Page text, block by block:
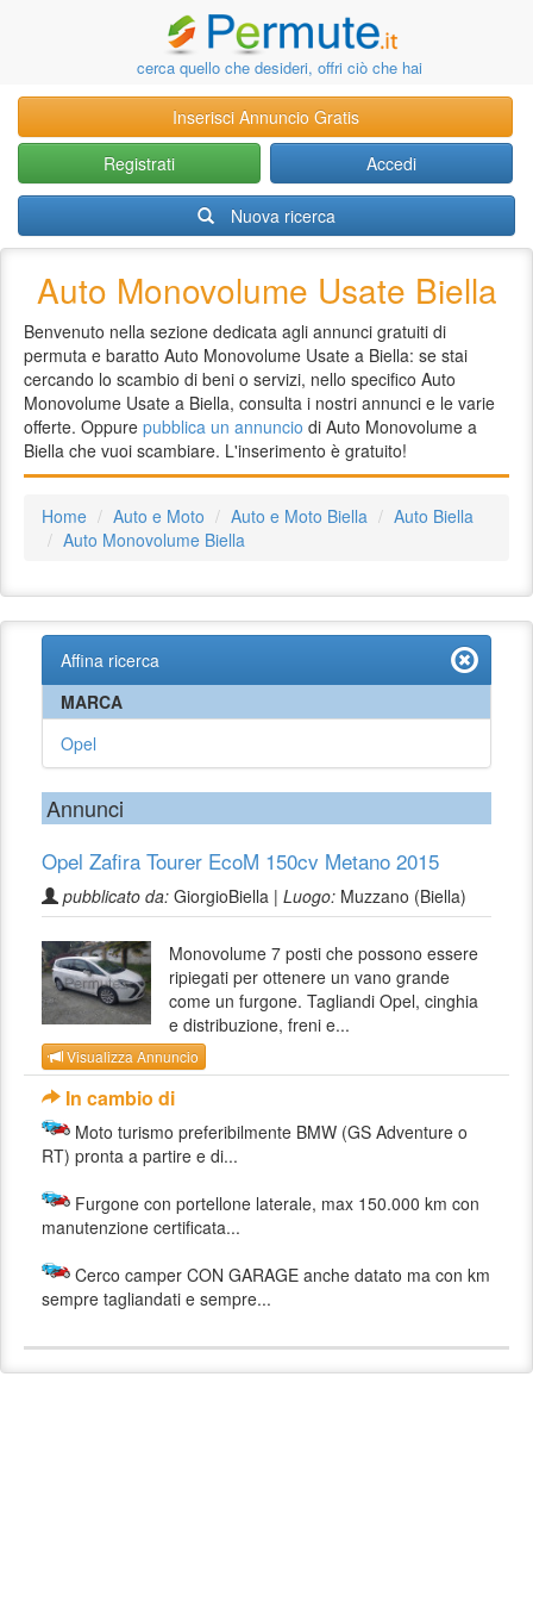
cerca quello che desideri, offri ciò che hai
Inserisci Annuncio Gratis
Registrati
Accedi
Nuova ricerca
Auto Monovolume Usate Biella
Benvenuto nella sezione dedicata agli annunci gratuiti di
permuta e baratto Auto Monovolume Usate a Biella: se stai
cercando lo scambio di beni o servizi, nello specifico Auto
Monovolume Usate a Biella, consulta i nostri annunci e le varie
offerte. Oppure pubblica un annuncio di Auto Monovolume a
Biella che vuoi scambiare. L'inserimento è gratuito!
Home Auto e Moto Auto e Moto Biella
Auto Biella
Auto Monovolume Biella
Affina ricerca
MARCA
Opel
Annunci
Opel Zafira Tourer EcoM 150cv Metano 2015
pubblicato da: GiorgioBiella | Luogo: Muzzano (Biella)
Monovolume 7 posti che possono essere
ripiegati per ottenere un vano grande
come un furgone. Tagliandi Opel, cinghia
e distribuzione, freni e...
Visualizza Annuncio
In cambio di
Moto turismo preferibilmente BMW (GS Adventure o
RT) pronta a partire e di...
Furgone con portellone laterale, max 150.000 km con
manutenzione certificata...
Cerco camper CON GARAGE anche datato ma con km
sempre tagliandati e sempre...